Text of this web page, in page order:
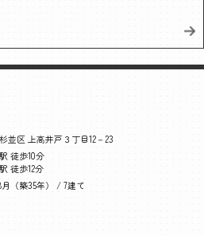
並区 上高井戸３丁目12－23
徒歩10分
徒歩12分
月（築35年） / 7建て